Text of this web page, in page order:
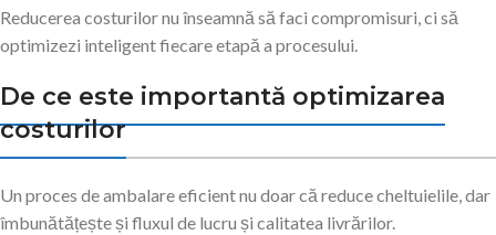
Reducerea costurilor nu înseamnă să faci compromisuri, ci să
optimizezi inteligent fiecare etapă a procesului.
De ce este importantă optimizarea
costurilor
Un proces de ambalare eficient nu doar că reduce cheltuielile, dar
îmbunătățește și fluxul de lucru și calitatea livrărilor.